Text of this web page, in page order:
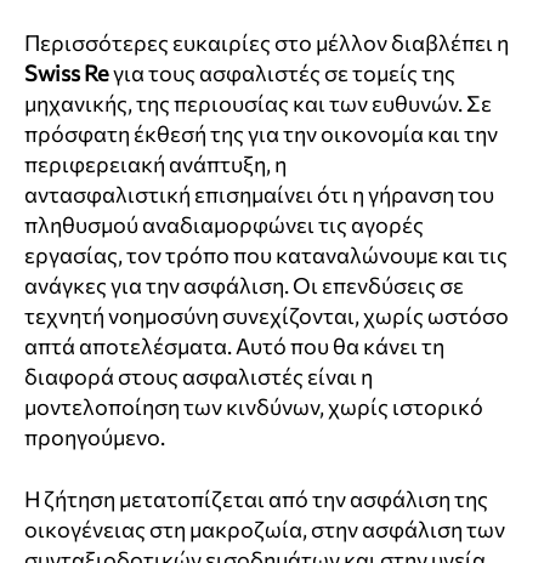
Περισσότερες ευκαιρίες στο μέλλον διαβλέπει η
SwissReγια τους ασφαλιστές σε τομείς της
μηχανικής, της περιουσίας και των ευθυνών. Σε
πρόσφατη έκθεσή της για την οικονομία και την
περιφερειακή ανάπτυξη, η
αντασφαλιστική επισημαίνει ότι η γήρανση του
πληθυσμού αναδιαμορφώνει τις αγορές
εργασίας, τον τρόπο που καταναλώνουμε και τις
ανάγκες για την ασφάλιση. Οι επενδύσεις σε
τεχνητή νοημοσύνη συνεχίζονται, χωρίς ωστόσο
απτά αποτελέσματα. Αυτό που θα κάνει τη
διαφορά στους ασφαλιστές είναι η
μοντελοποίηση των κινδύνων, χωρίς ιστορικό
προηγούμενο.
Η ζήτηση μετατοπίζεται από την ασφάλιση της
οικογένειας στη μακροζωία, στην ασφάλιση των